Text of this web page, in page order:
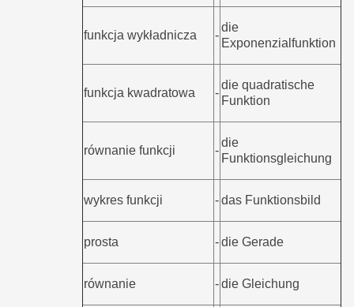
funkcja wykładnicza -
die
Exponenzialfunktion
funkcja kwadratowa -
die quadratische
Funktion
równanie funkcji -
die
Funktionsgleichung
wykres funkcji -das Funktionsbild
prosta -die Gerade
równanie -die Gleichung